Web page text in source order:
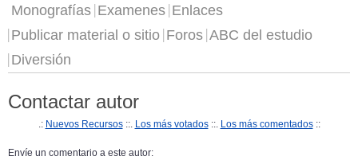
Monografías Examenes Enlaces
Publicar material o sitio Foros ABC del estudio
Diversión
Contactar autor
.: Nuevos Recursos::. Los más votados::. Los más comentados::
Envíe un comentario a este autor: